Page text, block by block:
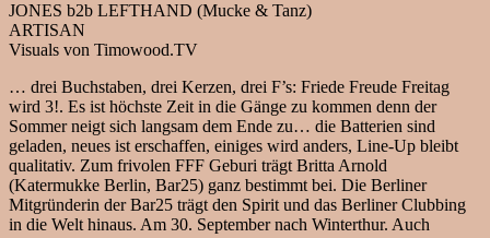
JONES b2b LEFTHAND (Mucke & Tanz)
ARTISAN
Visuals von Timowood.TV
… drei Buchstaben, drei Kerzen, drei F’s: Friede Freude Freitag
wird 3!. Es ist höchste Zeit in die Gänge zu kommen denn der
Sommer neigt sich langsam dem Ende zu… die Batterien sind
geladen, neues ist erschaffen, einiges wird anders, Line-Up bleibt
qualitativ. Zum frivolen FFF Geburi trägt Britta Arnold
(Katermukke Berlin, Bar25) ganz bestimmt bei. Die Berliner
Mitgründerin der Bar25 trägt den Spirit und das Berliner Clubbing
in die Welt hinaus. Am 30. September nach Winterthur. Auch